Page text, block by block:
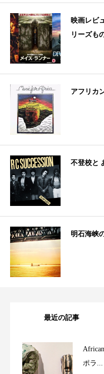
映画レビ
リーズも
アフリカ
不登校と
明石海峡
最近の記事
ポラ...